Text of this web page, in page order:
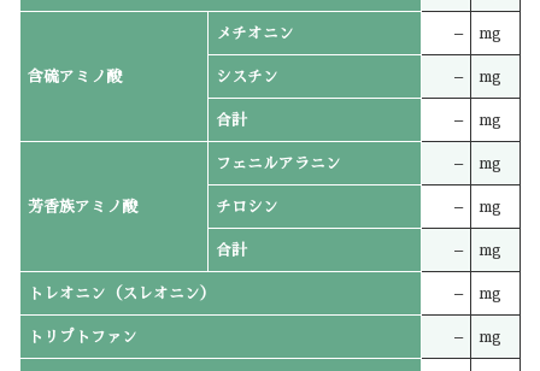
含硫アミノ酸
メチオニン – mg
シスチン – mg
合計 – mg
芳香族アミノ酸
フェニルアラニン – mg
チロシン – mg
合計 – mg
トレオニン（スレオニン） – mg
トリプトファン – mg